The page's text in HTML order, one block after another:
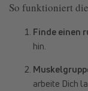
So funktioniert
Finde einen
hin.
arbeite Dich